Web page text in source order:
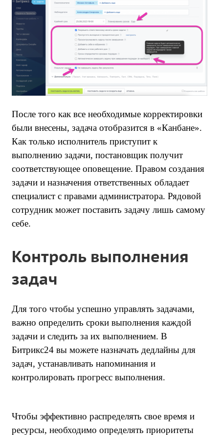
После того как все необходимые корректировки
были внесены, задача отобразится в «Канбане».
Как только исполнитель приступит к
выполнению задачи, постановщик получит
соответствующее оповещение. Правом создания
задачи и назначения ответственных обладает
специалист с правами администратора. Рядовой
сотрудник может поставить задачу лишь самому
себе.
Контроль выполнения
задач
Для того чтобы успешно управлять задачами,
важно определить сроки выполнения каждой
задачи и следить за их выполнением. В
Битрикс24 вы можете назначать дедлайны для
задач, устанавливать напоминания и
контролировать прогресс выполнения.
Чтобы эффективно распределять свое время и
ресурсы, необходимо определять приоритеты